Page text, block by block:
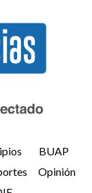
BUAP
Opinión